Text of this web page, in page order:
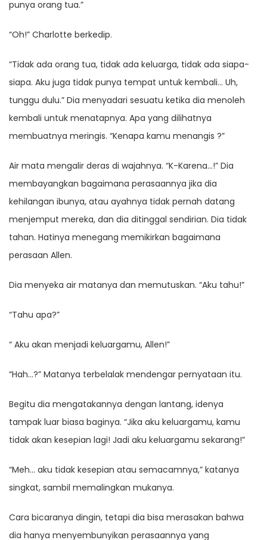
punya orang tua.”
“Oh!” Charlotte berkedip.
“Tidak ada orang tua, tidak ada keluarga, tidak ada siapa-
siapa. Aku juga tidak punya tempat untuk kembali… Uh,
tunggu dulu.” Dia menyadari sesuatu ketika dia menoleh
kembali untuk menatapnya. Apa yang dilihatnya
membuatnya meringis. “Kenapa kamu menangis ?”
Air mata mengalir deras di wajahnya. “K-Karena…!” Dia
membayangkan bagaimana perasaannya jika dia
kehilangan ibunya, atau ayahnya tidak pernah datang
menjemput mereka, dan dia ditinggal sendirian. Dia tidak
tahan. Hatinya menegang memikirkan bagaimana
perasaan Allen.
Dia menyeka air matanya dan memutuskan. “Aku tahu!”
“Tahu apa?”
“ Aku akan menjadi keluargamu, Allen!”
“Hah…?” Matanya terbelalak mendengar pernyataan itu.
Begitu dia mengatakannya dengan lantang, idenya
tampak luar biasa baginya. “Jika aku keluargamu, kamu
tidak akan kesepian lagi! Jadi aku keluargamu sekarang!”
“Meh… aku tidak kesepian atau semacamnya,” katanya
singkat, sambil memalingkan mukanya.
Cara bicaranya dingin, tetapi dia bisa merasakan bahwa
dia hanya menyembunyikan perasaannya yang